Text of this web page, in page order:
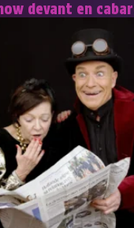
devant en